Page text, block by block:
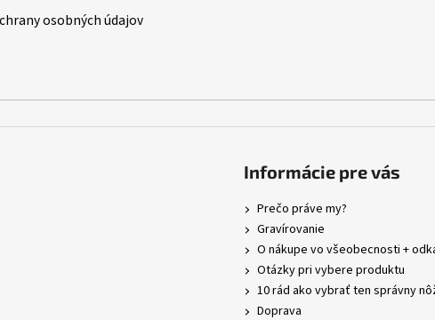
osobných údajov
Informácie pre vás
Prečo práve my?
Gravírovanie
O nákupe vo všeobecnosti +
Otázky pri vybere produktu
10 rád ako vybrať ten správny
Doprava